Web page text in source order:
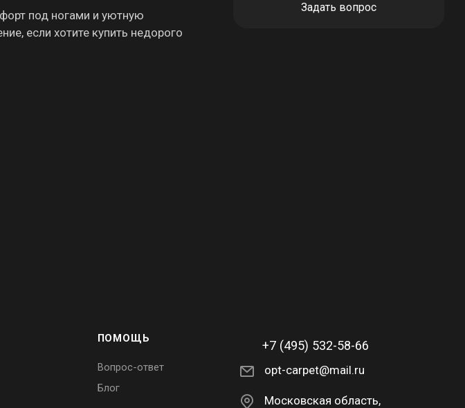
под ногами и уютную
если хотите купить недорого
Задать вопрос
ПОМОЩЬ
Вопрос-ответ
Блог
+7 (495) 532-58-66
opt-carpet@mail.ru
Московская область,